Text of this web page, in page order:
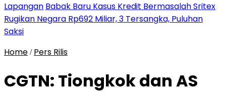
Lapangan Babak Baru Kasus Kredit Bermasalah Sritex
Rugikan Negara Rp692 Miliar, 3 Tersangka, Puluhan
Saksi
Home / Pers Rilis
CGTN: Tiongkok dan AS